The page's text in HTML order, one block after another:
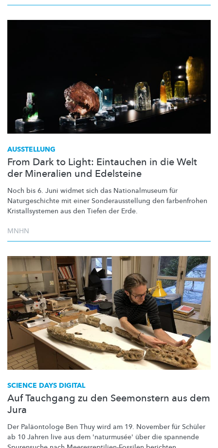
AUSSTELLUNG
From Dark to Light: Eintauchen in die Welt
der Mineralien und Edelsteine
Noch bis 6. Juni widmet sich das Nationalmuseum für
Naturgeschichte mit einer Sonderausstellung den farbenfrohen
Kristallsystemen aus den Tiefen der Erde.
MNHN
SCIENCE DAYS DIGITAL
Auf Tauchgang zu den Seemonstern aus dem
Jura
Der Paläontologe Ben Thuy wird am 19. November für Schüler
ab 10 Jahren live aus dem 'naturmusée' über die spannende